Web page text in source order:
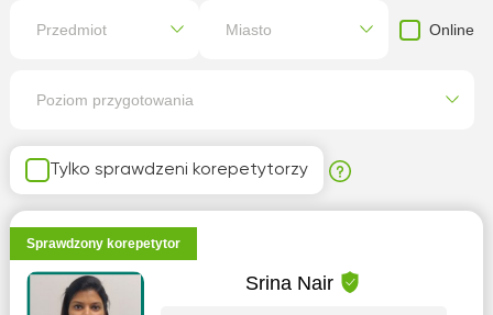
Tylko sprawdzeni korepetytorzy
Sprawdzony korepetytor
Srina Nair
Przedmiot Miasto Online
Poziom przygotowania